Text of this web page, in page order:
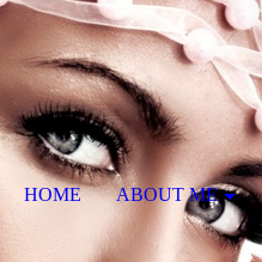
HOME ABOUT ME